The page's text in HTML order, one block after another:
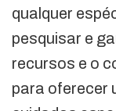
qualquer
pesquisar e
recursos e o
para oferecer